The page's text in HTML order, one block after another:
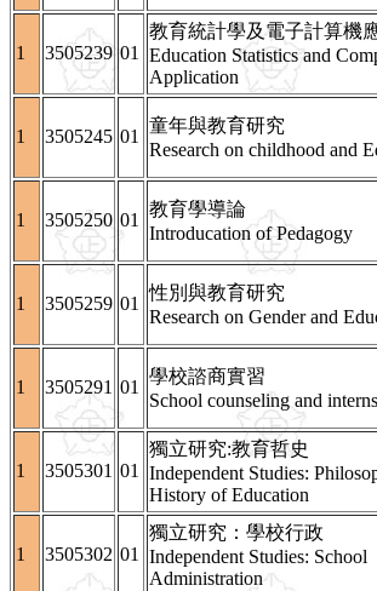
1 3505239 01
教育統計學及電子計算機
Education Statistics and
Application
1 3505245 01
童年與教育研究
Research on childhood and
1 3505250 01
教育學導論
Introducation of Pedagogy
1 3505259 01
性別與教育研究
Research on Gender and
1 3505291 01
學校諮商實習
School counseling and
1 3505301 01
獨立研究:教育哲史
Independent Studies:
History of Education
1 3505302 01
獨立研究：學校行政
Independent Studies: School
Administration